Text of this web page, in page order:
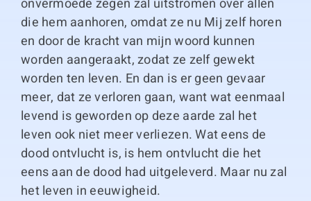
onvermoede zegen zal uitstromen over allen
die hem aanhoren, omdat ze nu Mij zelf horen
en door de kracht van mijn woord kunnen
worden aangeraakt, zodat ze zelf gewekt
worden ten leven. En dan is er geen gevaar
meer, dat ze verloren gaan, want wat eenmaal
levend is geworden op deze aarde zal het
leven ook niet meer verliezen. Wat eens de
dood ontvlucht is, is hem ontvlucht die het
eens aan de dood had uitgeleverd. Maar nu zal
het leven in eeuwigheid.